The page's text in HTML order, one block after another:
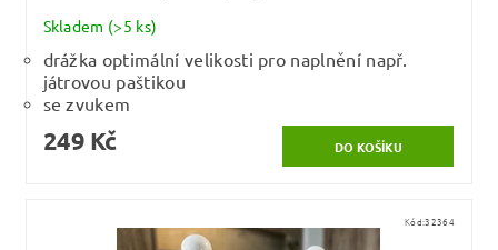
Skladem (>5 ks)
drážka optimální velikosti pro naplnění např.
játrovou paštikou
se zvukem
249 Kč
Kód:32364